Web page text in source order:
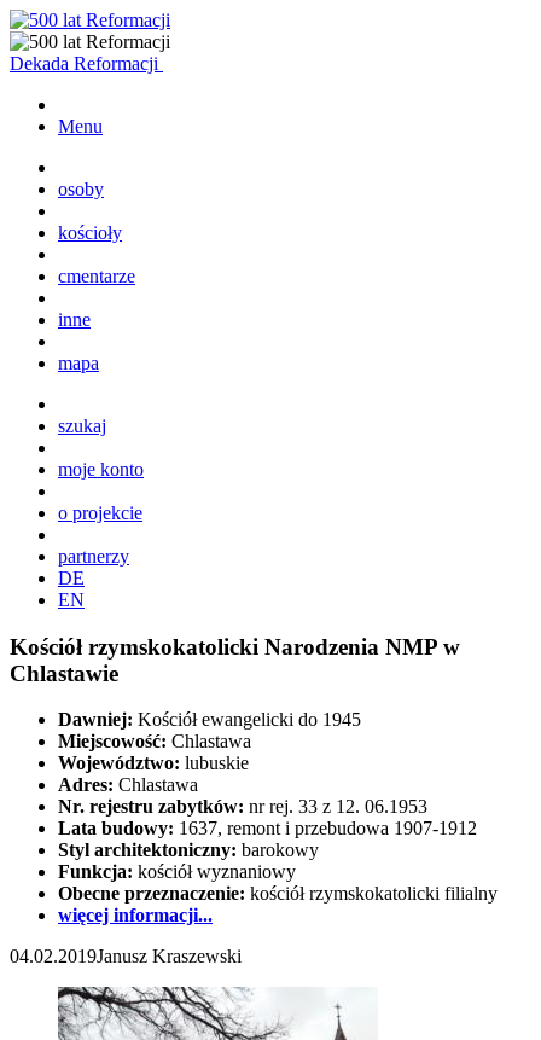
Dekada Reformacji
Menu
osoby
kościoły
cmentarze
inne
mapa
szukaj
moje konto
o projekcie
partnerzy
DE
EN
Kościół rzymskokatolicki Narodzenia NMP w
Chlastawie
Dawniej: Kościół ewangelicki do 1945
Miejscowość: Chlastawa
Województwo: lubuskie
Adres: Chlastawa
Nr. rejestru zabytków: nr rej. 33 z 12. 06.1953
Lata budowy: 1637, remont i przebudowa 1907-1912
Styl architektoniczny: barokowy
Funkcja: kościół wyznaniowy
Obecne przeznaczenie: kościół rzymskokatolicki filialny
więcej informacji...
04.02.2019Janusz Kraszewski